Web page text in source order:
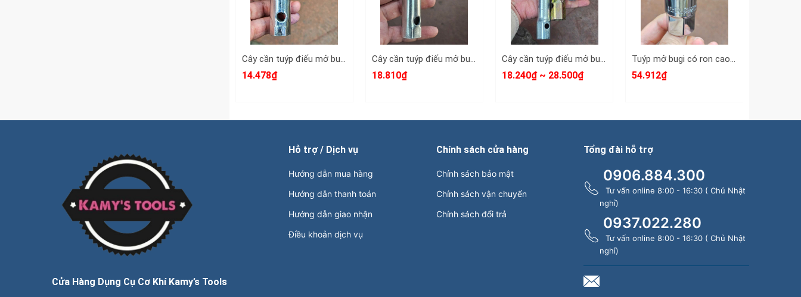
Cây cần tuýp điếu mở bugi 2 đầu 16mm không ron cao su Wetools WT-201616B
14.478₫
Cây cần tuýp điếu mở bugi 2 đầu 16mm có ron cao su Wetools WT-201616
18.810₫
Cây cần tuýp điếu mở bugi 2 đầu 16x21mm WT-201621 Wetools
18.240₫ ~ 28.500₫
Tuýp mở bugi có ron cao su 1/2 inch 21mm Crossman 96-581 dài 65mm 6 cạnh
54.912₫
Cửa Hàng Dụng Cụ Cơ Khí Kamy’s Tools
Hỗ trợ / Dịch vụ
Hướng dẫn mua hàng
Hướng dẫn thanh toán
Hướng dẫn giao nhận
Điều khoản dịch vụ
Chính sách cửa hàng
Chính sách bảo mật
Chính sách vận chuyển
Chính sách đổi trả
Tổng đài hỗ trợ
0906.884.300
Tư vấn online 8:00 - 16:30 ( Chủ Nhật
nghỉ)
0937.022.280
Tư vấn online 8:00 - 16:30 ( Chủ Nhật
nghỉ)